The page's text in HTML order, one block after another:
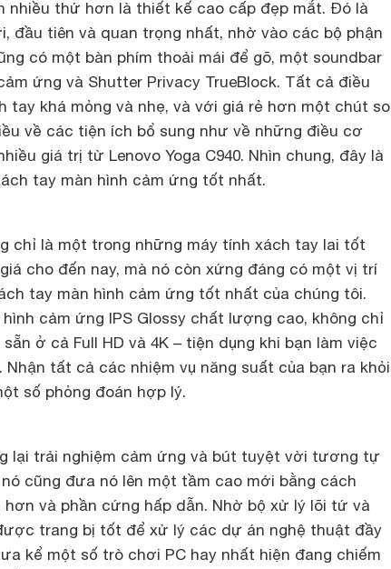
nhiều thứ hơn là thiết kế cao cấp đẹp mắt. Đó là
đầu tiên và quan trọng nhất, nhờ vào các bộ phận
có một bàn phím thoải mái để gõ, một soundbar
ứng và Shutter Privacy TrueBlock. Tất cả điều
tay khá mỏng và nhẹ, và với giá rẻ hơn một chút so
về các tiện ích bổ sung như về những điều cơ
giá trị từ Lenovo Yoga C940. Nhìn chung, đây là
tay màn hình cảm ứng tốt nhất.
chỉ là một trong những máy tính xách tay lai tốt
cho đến nay, mà nó còn xứng đáng có một vị trí
tay màn hình cảm ứng tốt nhất của chúng tôi.
cảm ứng IPS Glossy chất lượng cao, không chỉ
ở cả Full HD và 4K – tiện dụng khi bạn làm việc
tất cả các nhiệm vụ năng suất của bạn ra khỏi
số phỏng đoán hợp lý.
lại trải nghiệm cảm ứng và bút tuyệt vời tương tự
cũng đưa nó lên một tầm cao mới bằng cách
và phần cứng hấp dẫn. Nhờ bộ xử lý lõi tứ và
trang bị tốt để xử lý các dự án nghệ thuật đầy
kể một số trò chơi PC hay nhất hiện đang chiếm